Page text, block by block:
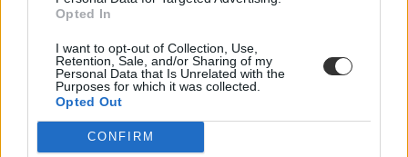
Opted In
I want to opt-out of Collection, Use,
Retention, Sale, and/or Sharing of my
Personal Data that Is Unrelated with the
Purposes for which it was collected.
Opted Out
CONFIRM